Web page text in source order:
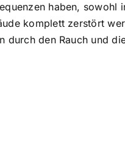
haben,
komplett zerstört
durch den Rauch und